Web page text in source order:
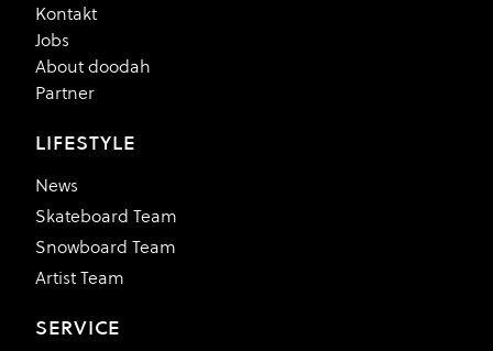
Kontakt
Jobs
About doodah
Partner
LIFESTYLE
News
Skateboard Team
Snowboard Team
Artist Team
SERVICE